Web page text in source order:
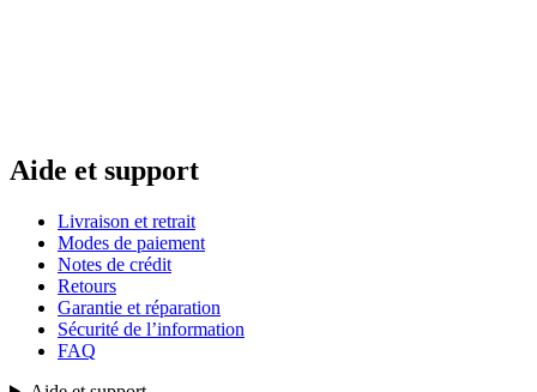
Aide et support
Livraison et retrait
Modes de paiement
Notes de crédit
Retours
Garantie et réparation
Sécurité de l’information
FAQ